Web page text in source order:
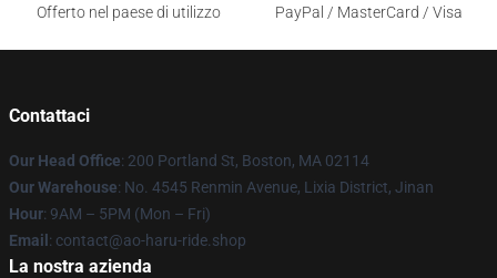
Offerto nel paese di utilizzo
PayPal / MasterCard / Visa
Contattaci
Our Head Office: 200 Portland St, Boston, MA 02114
Our Warehouse: No. 4545 Renmin Avenue, Lixia District, Jinan
Hour: 9AM – 5PM (Mon – Fri)
Email : contact@ao-haru-ride.shop
La nostra azienda